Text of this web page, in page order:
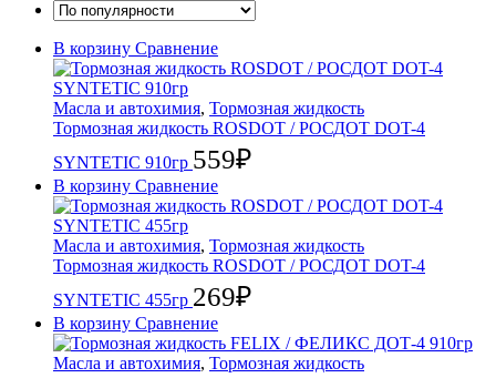
В корзину Сравнение
Масла и автохимия, Тормозная жидкость
Тормозная жидкость ROSDOT / РОСДОТ DOT-4
SYNTETIC 910гр 559₽
В корзину Сравнение
Масла и автохимия, Тормозная жидкость
Тормозная жидкость ROSDOT / РОСДОТ DOT-4
SYNTETIC 455гр 269₽
В корзину Сравнение
Масла и автохимия, Тормозная жидкость